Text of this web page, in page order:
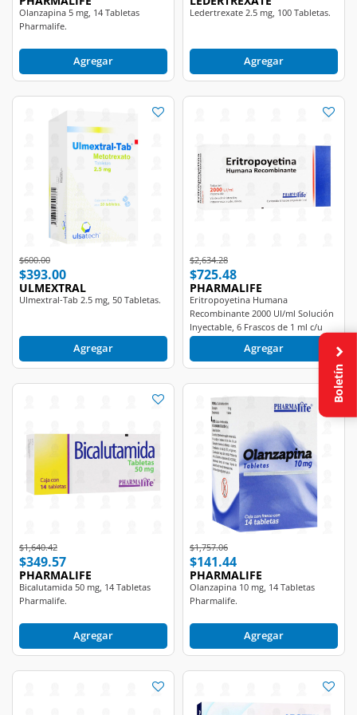
Olanzapina 5 mg, 14 Tabletas
Pharmalife.
Agregar
Ledertrexate 2.5 mg, 100 Tabletas.
Agregar
Price reduced from
$600.00to
$393.00
ULMEXTRAL
Ulmextral-Tab 2.5 mg, 50 Tabletas.
Agregar
Price reduced from
$2,634.28to
$725.48
PHARMALIFE
Eritropoyetina Humana
Recombinante 2000 UI/ml Solución
Inyectable, 6 Frascos de 1 ml c/u
Pharmalife.
Agregar
Price reduced from
$1,640.42to
$349.57
PHARMALIFE
Bicalutamida 50 mg, 14 Tabletas
Pharmalife.
Agregar
Price reduced from
$1,757.06to
$141.44
PHARMALIFE
Olanzapina 10 mg, 14 Tabletas
Pharmalife.
Agregar
Boletín